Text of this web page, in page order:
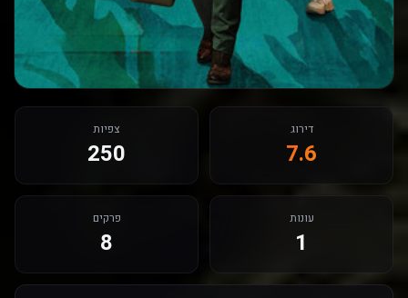
דירוג
7.6
צפיות
250
עונות
1
פרקים
8